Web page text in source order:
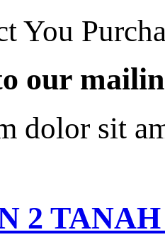
You
our
dolor sit
2